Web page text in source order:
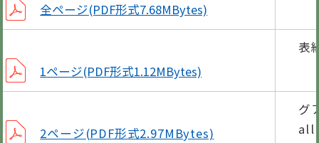
全ページ(PDF形式7.68MBytes)
1ページ(PDF形式1.12MBytes)
表
2ページ(PDF形式2.97MBytes)
グ
all